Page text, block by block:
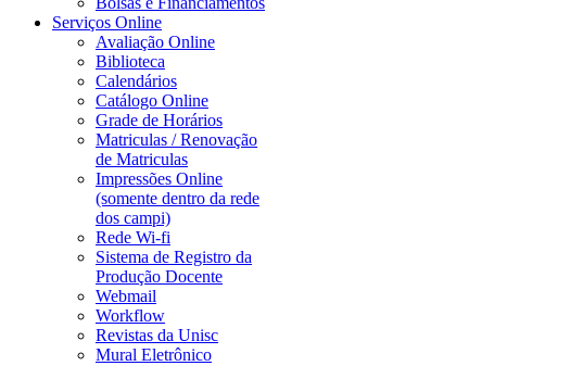
Serviços Online
Avaliação Online
Biblioteca
Calendários
Catálogo Online
Grade de Horários
Matriculas / Renovação
de Matriculas
Impressões Online
(somente dentro da rede
dos campi)
Rede Wi-fi
Sistema de Registro da
Produção Docente
Webmail
Workflow
Revistas da Unisc
Mural Eletrônico